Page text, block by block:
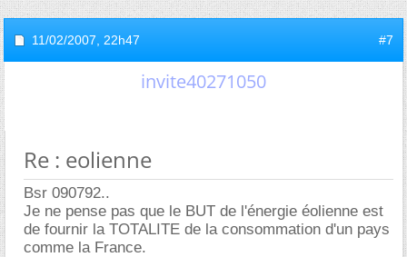
11/02/2007, 22h47 #7
invite40271050
Re : eolienne
Bsr 090792..
Je ne pense pas que le BUT de l'énergie éolienne est
de fournir la TOTALITE de la consommation d'un pays
comme la France.